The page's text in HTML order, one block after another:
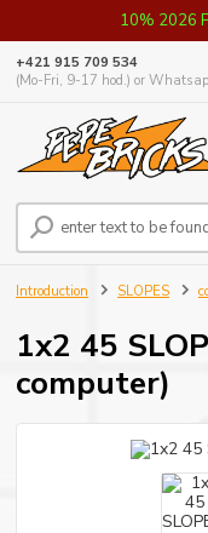
10% 2026
+421 915 709 534
(Mo-Fri, 9-17 hod.) or
Introduction SLOPES
1x2 45
computer)